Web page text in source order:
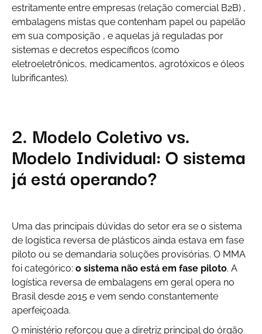
estritamente entre empresas (relação comercial B2B) ,
embalagens mistas que contenham papel ou papelão
em sua composição , e aquelas já reguladas por
sistemas e decretos específicos (como
eletroeletrônicos, medicamentos, agrotóxicos e óleos
lubrificantes).
2. Modelo Coletivo vs.
Modelo Individual: O sistema
já está operando?
Uma das principais dúvidas do setor era se o sistema
de logística reversa de plásticos ainda estava em fase
piloto ou se demandaria soluções provisórias. O MMA
foi categórico: o sistema não está em fase piloto. A
logística reversa de embalagens em geral opera no
Brasil desde 2015 e vem sendo constantemente
aperfeiçoada.
O ministério reforçou que a diretriz principal do órgão